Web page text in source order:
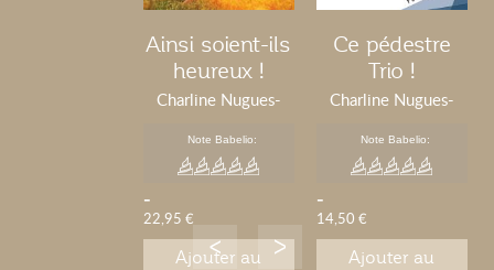
Ainsi soient-ils
heureux !
Charline Nugues-
Note Babelio:
-
22,95 €
Ajouter au
Ce pédestre
Trio !
Charline Nugues-
Note Babelio:
-
14,50 €
Ajouter au